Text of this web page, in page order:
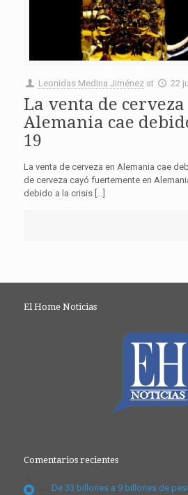
Leonidas Medina Jiménez at 22
La venta de cerveza
Alemania cae
19
La venta de cerveza en Alemania cae
de cerveza cayó fuertemente en
debido a la crisis […]
El Home Noticias
Comentarios recientes
De 33 billones a 9 billones de